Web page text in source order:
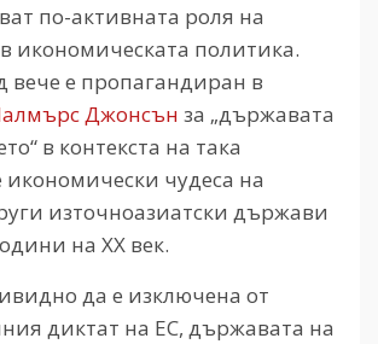
по-активната роля на
икономическата политика.
вече е пропагандиран в
Джонсън за „държавата
в контекста на така
икономически чудеса на
източноазиатски държави
на ХХ век.
да е изключена от
диктат на ЕС, държавата на